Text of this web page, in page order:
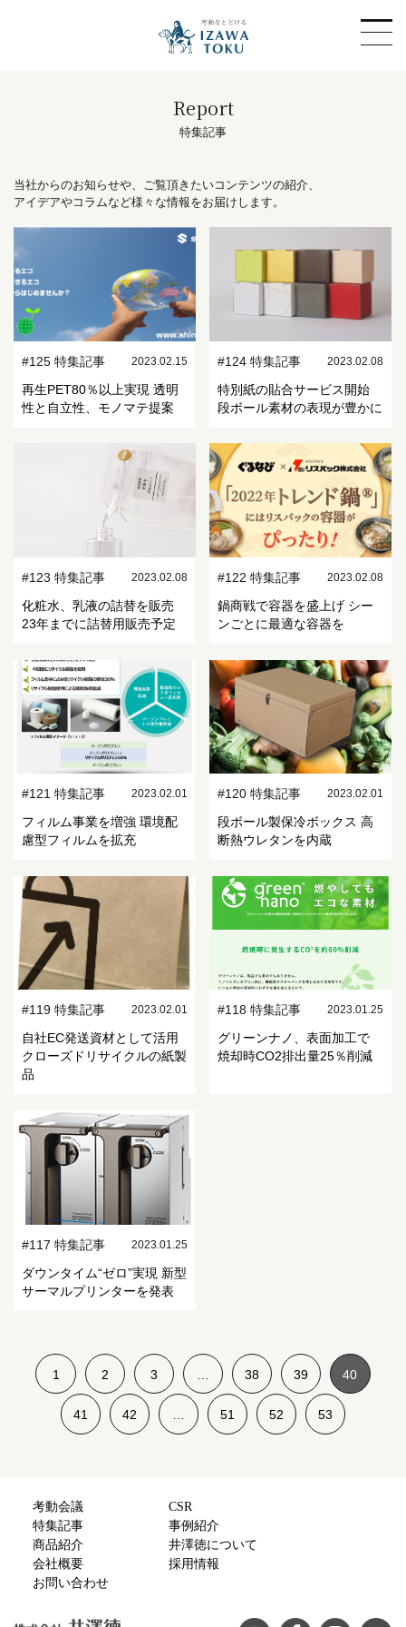
Report
特集記事
当社からのお知らせや、ご覧頂きたいコンテンツの紹介、
アイデアやコラムなど様々な情報をお届けします。
#125 特集記事 2023.02.15
再生PET80％以上実現 透明
性と自立性、モノマテ提案
#124 特集記事 2023.02.08
特別紙の貼合サービス開始
段ボール素材の表現が豊かに
#123 特集記事 2023.02.08
化粧水、乳液の詰替を販売
23年までに詰替用販売予定
#122 特集記事 2023.02.08
鍋商戦で容器を盛上げ シー
ンごとに最適な容器を
#121 特集記事 2023.02.01
フィルム事業を増強 環境配
慮型フィルムを拡充
#120 特集記事 2023.02.01
段ボール製保冷ボックス 高
断熱ウレタンを内蔵
#119 特集記事 2023.02.01
自社EC発送資材として活用
クローズドリサイクルの紙製
品
#118 特集記事 2023.01.25
グリーンナノ、表面加工で
焼却時CO2排出量25％削減
#117 特集記事 2023.01.25
ダウンタイム“ゼロ”実現 新型
サーマルプリンターを発表
1 2 3 … 38 39 40
41 42 … 51 52 53
考動会議
CSR
特集記事
事例紹介
商品紹介
井澤徳について
会社概要
採用情報
お問い合わせ